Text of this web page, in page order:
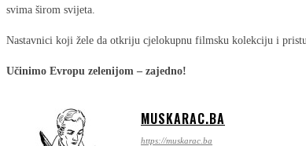
svima širom svijeta.
Nastavnici koji žele da otkriju cjelokupnu filmsku kolekciju i
Učinimo Evropu zelenijom – zajedno!
MUSKARAC.BA
https://muskarac.ba